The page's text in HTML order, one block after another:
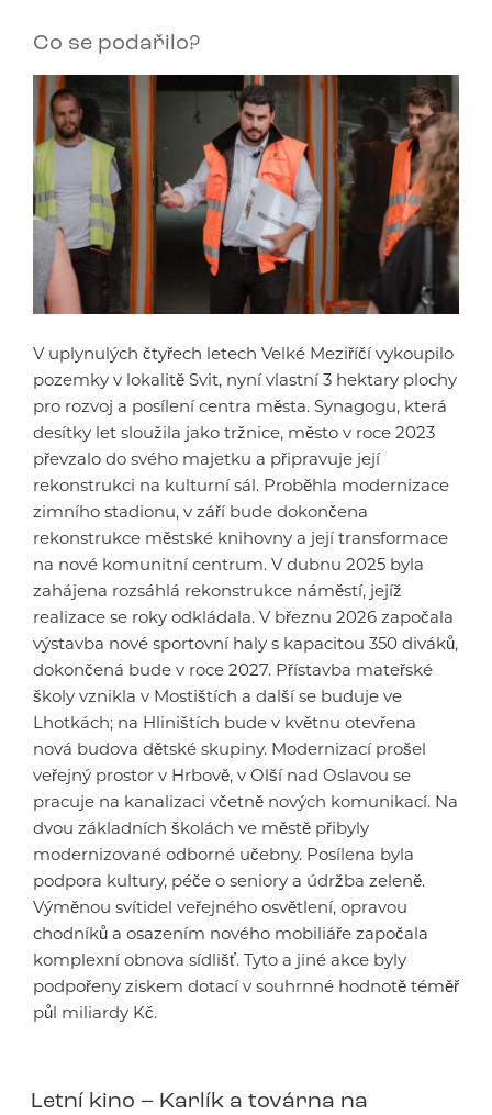
Co se podařilo?
V uplynulých čtyřech letech Velké Meziříčí vykoupilo
pozemky v lokalitě Svit, nyní vlastní 3 hektary plochy
pro rozvoj a posílení centra města. Synagogu, která
desítky let sloužila jako tržnice, město v roce 2023
převzalo do svého majetku a připravuje její
rekonstrukci na kulturní sál. Proběhla modernizace
zimního stadionu, v září bude dokončena
rekonstrukce městské knihovny a její transformace
na nové komunitní centrum. V dubnu 2025 byla
zahájena rozsáhlá rekonstrukce náměstí, jejíž
realizace se roky odkládala. V březnu 2026 započala
výstavba nové sportovní haly s kapacitou 350 diváků,
dokončená bude v roce 2027. Přístavba mateřské
školy vznikla v Mostištích a další se buduje ve
Lhotkách; na Hliništích bude v květnu otevřena
nová budova dětské skupiny. Modernizací prošel
veřejný prostor v Hrbově, v Olší nad Oslavou se
pracuje na kanalizaci včetně nových komunikací. Na
dvou základních školách ve městě přibyly
modernizované odborné učebny. Posílena byla
podpora kultury, péče o seniory a údržba zeleně.
Výměnou svítidel veřejného osvětlení, opravou
chodníků a osazením nového mobiliáře započala
komplexní obnova sídlišť. Tyto a jiné akce byly
podpořeny ziskem dotací v souhrnné hodnotě téměř
půl miliardy Kč.
Letní kino – Karlík a továrna na